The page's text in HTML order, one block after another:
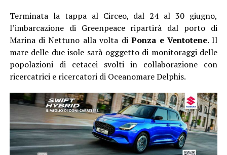
Terminata la tappa al Circeo, dal 24 al 30 giugno,
l’imbarcazione di Greenpeace ripartirà dal porto di
Marina di Nettuno alla volta diPonza e Ventotene. Il
mare delle due isole sarà ogggetto di monitoraggi delle
popolazioni di cetacei svolti in collaborazione con
ricercatrici e ricercatori di Oceanomare Delphis.